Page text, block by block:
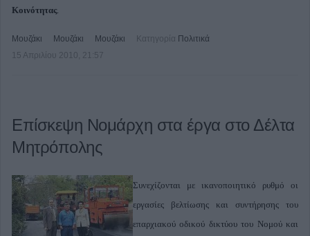
Κοινότητας.
Μουζάκι Μουζάκι Μουζάκι Κατηγορία Πολιτικά
15 Απριλίου 2010, 21:57
Επίσκεψη Νομάρχη στα έργα στο Δέλτα
Μητρόπολης
Συνεχίζονται με ικανοποιητικό ρυθμό οι
εργασίες βελτίωσης και συντήρησης του
επαρχιακού οδικού δικτύου του Νομού και